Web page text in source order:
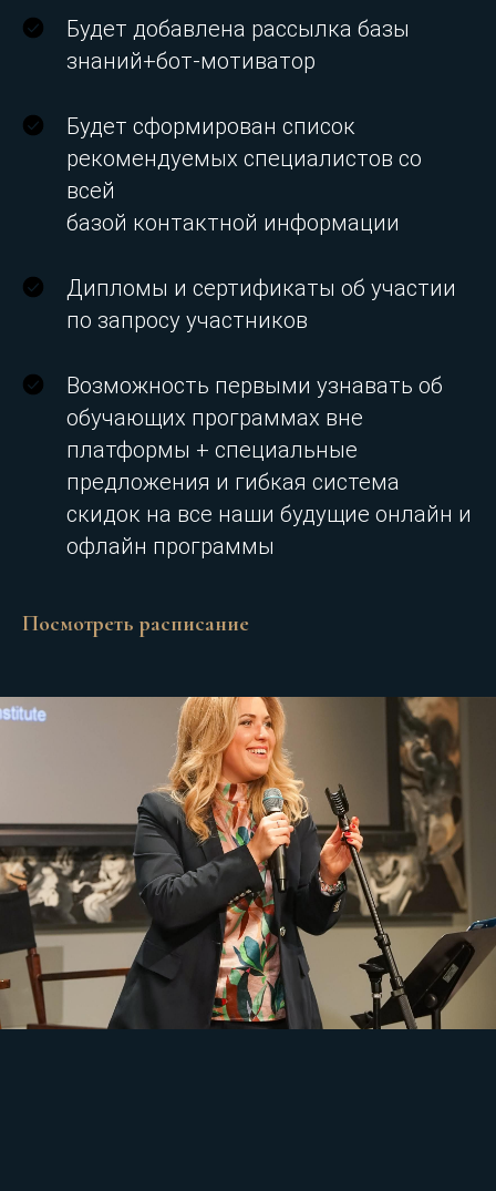
Будет добавлена рассылка базы
знаний+бот-мотиватор
Будет сформирован список
рекомендуемых специалистов со
всей
базой контактной информации
Дипломы и сертификаты об участии
по запросу участников
Возможность первыми узнавать об
обучающих программах вне
платформы + специальные
предложения и гибкая система
скидок на все наши будущие онлайн и
офлайн программы
Посмотреть расписание